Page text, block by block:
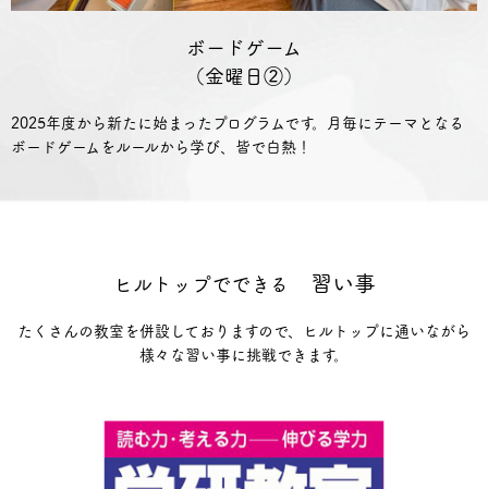
ボードゲーム
（金曜日②）
2025年度から新たに始まったプログラムです。月毎にテーマとなる
ボードゲームをルールから学び、皆で白熱！
ヒルトップでできる 習い事
たくさんの教室を併設しておりますので、ヒルトップに通いながら
様々な習い事に挑戦できます。